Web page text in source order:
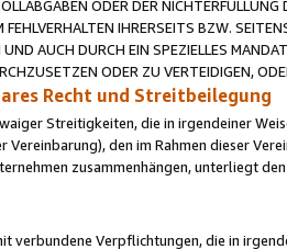
ODER DER
FEHLVERHALTEN IHRERSEITS BZW.
AUCH DURCH EIN SPEZIELLES
ODER ZU VERTEIDIGEN,
Recht und Streitbeilegung
Streitigkeiten, die in irgendeiner
Vereinbarung), den im Rahmen dieser
zusammenhängen, unterliegt
verbundene Verpflichtungen, die in